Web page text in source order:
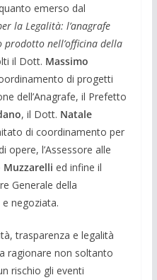
emerso dal
la Legalità: l’anagrafe
prodotto nell’officina della
il Dott. Massimo
di progetti
dell’Anagrafe, il Prefetto
, il Dott. Natale
di coordinamento per
opere, l’Assessore alle
Muzzarelli ed infine il
Generale della
negoziata.
trasparenza e legalità
ragionare non soltanto
rischio gli eventi